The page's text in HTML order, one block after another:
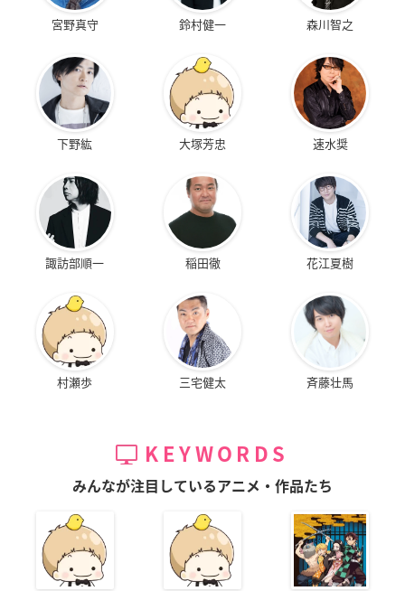
宮野真守 鈴村健一 森川智之
下野紘 大塚芳忠 速水奨
諏訪部順一 稲田徹 花江夏樹
村瀬歩 三宅健太 斉藤壮馬
KEYWORDS
みんなが注目しているアニメ・作品たち